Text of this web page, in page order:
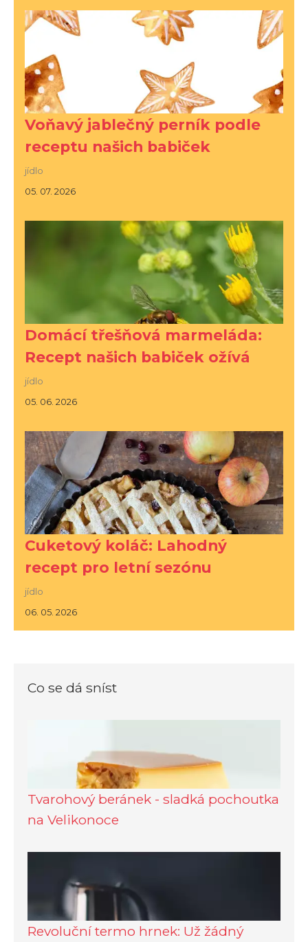
Voňavý jablečný perník podle
receptu našich babiček
jídlo
05. 07. 2026
Domácí třešňová marmeláda:
Recept našich babiček ožívá
jídlo
05. 06. 2026
Cuketový koláč: Lahodný
recept pro letní sezónu
jídlo
06. 05. 2026
Co se dá sníst
Tvarohový beránek - sladká pochoutka
na Velikonoce
Revoluční termo hrnek: Už žádný